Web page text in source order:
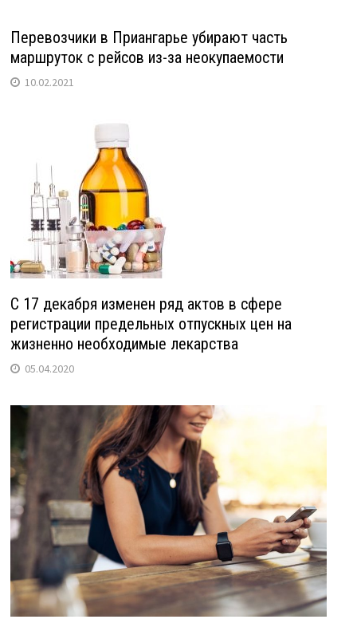
Перевозчики в Приангарье убирают часть
маршруток с рейсов из-за неокупаемости
10.02.2021
С 17 декабря изменен ряд актов в сфере
регистрации предельных отпускных цен на
жизненно необходимые лекарства
05.04.2020